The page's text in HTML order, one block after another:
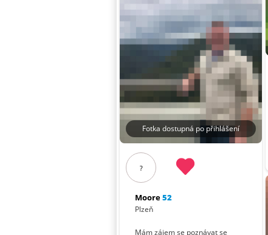
Fotka dostupná po přihlášení
?
Moore52
Plzeň
Mám zájem se poznávat se